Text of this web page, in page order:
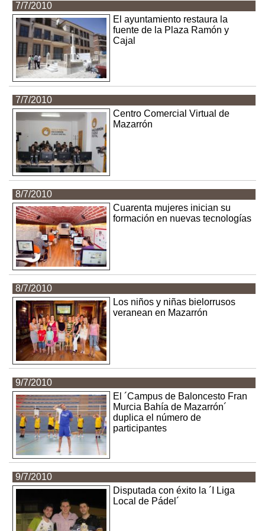
7/7/2010
El ayuntamiento restaura la
fuente de la Plaza Ramón y
Cajal
7/7/2010
Centro Comercial Virtual de
Mazarrón
8/7/2010
Cuarenta mujeres inician su
formación en nuevas tecnologías
8/7/2010
Los niños y niñas bielorrusos
veranean en Mazarrón
9/7/2010
El ´Campus de Baloncesto Fran
Murcia Bahía de Mazarrón´
duplica el número de
participantes
9/7/2010
Disputada con éxito la ´I Liga
Local de Pádel´